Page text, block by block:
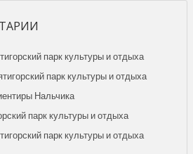
парк культуры и отдыха
парк культуры и отдыха
Нальчика
парк культуры и отдыха
парк культуры и отдыха